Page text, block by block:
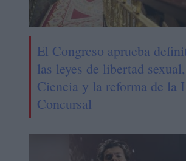
El Congreso aprueba
las leyes de libertad
Ciencia y la reforma de la
Concursal